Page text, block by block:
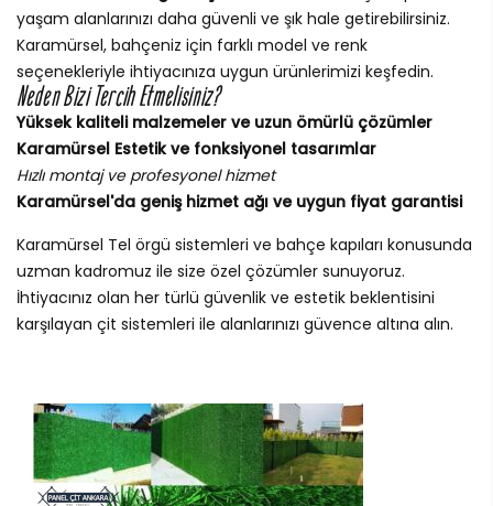
yaşam alanlarınızı daha güvenli ve şık hale getirebilirsiniz.
Karamürsel, bahçeniz için farklı model ve renk
seçenekleriyle ihtiyacınıza uygun ürünlerimizi keşfedin.
Neden Bizi Tercih Etmelisiniz?
Yüksek kaliteli malzemeler ve uzun ömürlü çözümler
Karamürsel Estetik ve fonksiyonel tasarımlar
Hızlı montaj ve profesyonel hizmet
Karamürsel'da geniş hizmet ağı ve uygun fiyat garantisi
Karamürsel Tel örgü sistemleri ve bahçe kapıları konusunda
uzman kadromuz ile size özel çözümler sunuyoruz.
İhtiyacınız olan her türlü güvenlik ve estetik beklentisini
karşılayan çit sistemleri ile alanlarınızı güvence altına alın.